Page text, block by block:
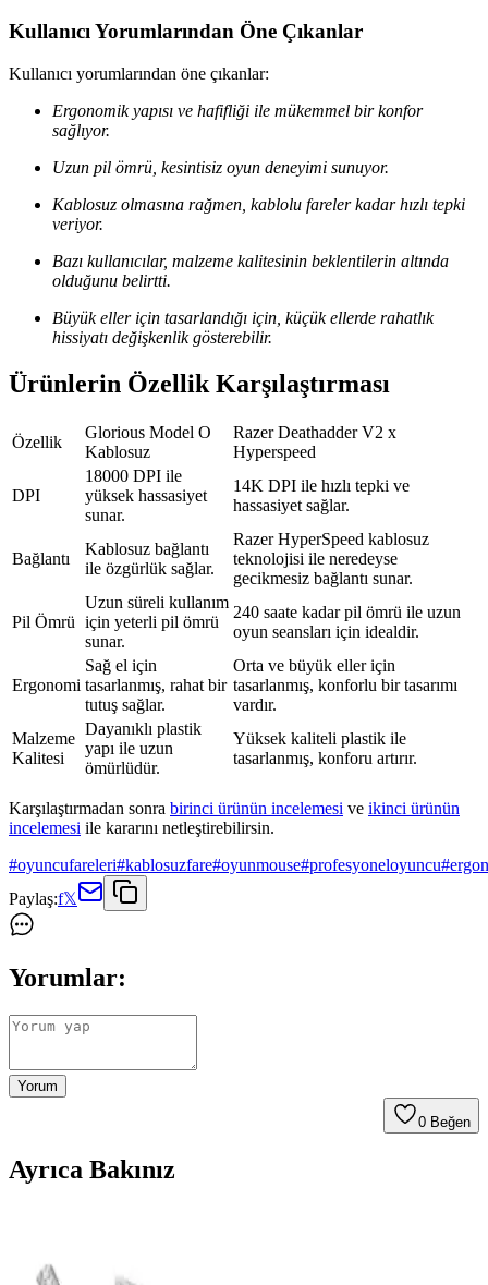
Kullanıcı Yorumlarından Öne Çıkanlar
Kullanıcı yorumlarından öne çıkanlar:
Ergonomik yapısı ve hafifliği ile mükemmel bir konfor
sağlıyor.
Uzun pil ömrü, kesintisiz oyun deneyimi sunuyor.
Kablosuz olmasına rağmen, kablolu fareler kadar hızlı tepki
veriyor.
Bazı kullanıcılar, malzeme kalitesinin beklentilerin altında
olduğunu belirtti.
Büyük eller için tasarlandığı için, küçük ellerde rahatlık
hissiyatı değişkenlik gösterebilir.
Ürünlerin Özellik Karşılaştırması
Özellik
Glorious Model O
Kablosuz
Razer Deathadder V2 x
Hyperspeed
DPI
18000 DPI ile
yüksek hassasiyet
sunar.
14K DPI ile hızlı tepki ve
hassasiyet sağlar.
Bağlantı
Kablosuz bağlantı
ile özgürlük sağlar.
Razer HyperSpeed kablosuz
teknolojisi ile neredeyse
gecikmesiz bağlantı sunar.
Pil Ömrü
Uzun süreli kullanım
için yeterli pil ömrü
sunar.
240 saate kadar pil ömrü ile uzun
oyun seansları için idealdir.
Ergonomi
Sağ el için
tasarlanmış, rahat bir
tutuş sağlar.
Orta ve büyük eller için
tasarlanmış, konforlu bir tasarımı
vardır.
Malzeme
Kalitesi
Dayanıklı plastik
yapı ile uzun
ömürlüdür.
Yüksek kaliteli plastik ile
tasarlanmış, konforu artırır.
Karşılaştırmadan sonra birinci ürünün incelemesi ve ikinci ürünün
incelemesi ile kararını netleştirebilirsin.
#oyuncufareleri#kablosuzfare#oyunmouse#profesyoneloyuncu#
Paylaş:f𝕏
Yorumlar:
Yorum
0 Beğen
Ayrıca Bakınız
Oyuncu Fareleri Karşılaştırması